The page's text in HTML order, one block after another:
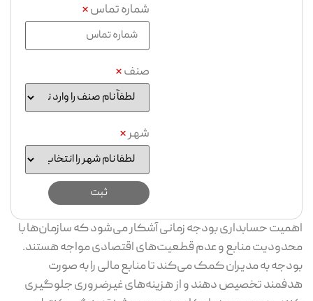
شماره تماس*
صنف*
شهر*
اهمیت حسابداری بودجه زمانی آشکار می‌شود که سازمان‌ها با
محدودیت منابع و عدم قطعیت‌های اقتصادی مواجه هستند.
بودجه به مدیران کمک می‌کند تا منابع مالی را به‌ صورت
هدفمند تخصیص دهند و از هزینه‌های غیرضروری جلوگیری